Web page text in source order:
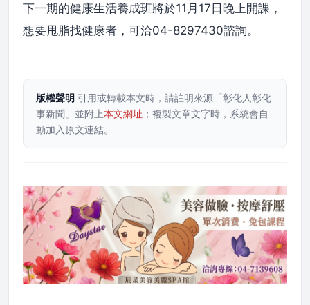
下一期的健康生活養成班將於11月17日晚上開課，
想要甩脂找健康者，可洽04-8297430諮詢。
版權聲明 引用或轉載本文時，請註明來源「彰化人彰化
事新聞」並附上本文網址 ；複製文章文字時，系統會自
動加入原文連結。